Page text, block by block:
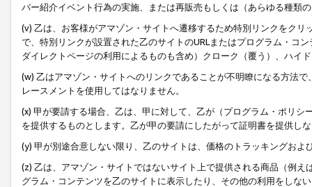
バー紹介イベント行為の実施、または再販売もしくは（あらゆる種類
(v) 乙は、お客様がアマゾン・サイトへ遷移するため特別リンクをク
で、特別リンクが設置された乙のサイトのURLまたはプログラム・コ
ダイレクトページの利用によるものも含め）クローク（覆う）、ハイ
(w) 乙はアマゾン・サイトへのリンクであることが不明瞭になる方法
レースメントを使用してはなりません。
(x) 甲が要請する場合、乙は、甲に対して、乙が（プログラム・ポリ
を提供するものとします。乙が甲の要請にしたがって証明書を提供し
(y) 甲が別途合意しない限り、乙のサイトは、価格のトラッキングお
(z) 乙は、アマゾン・サイトではないサイト上で提供される商品（例
グラム・コンテンツを乙のサイトに表示したり、その他の利用をしな